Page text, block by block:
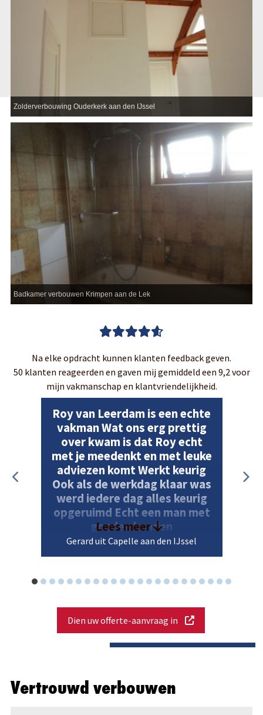
Zolderverbouwing Ouderkerk aan den IJssel
Badkamer verbouwen Krimpen aan de Lek
Na elke opdracht kunnen klanten feedback geven.
50 klanten reageerden en gaven mij gemiddeld een 9,2 voor
mijn vakmanschap en klantvriendelijkheid.
Roy van Leerdam is een echte
vakman Wat ons erg prettig
over kwam is dat Roy echt
met je meedenkt en met leuke
adviezen komt Werkt keurig
Ook als de werkdag klaar was
werd iedere dag alles keurig
opgeruimd Echt een man met
gouden handen
Lees meer
Gerard uit Capelle aan den IJssel
Dien uw offerte-aanvraag in
Vertrouwd verbouwen